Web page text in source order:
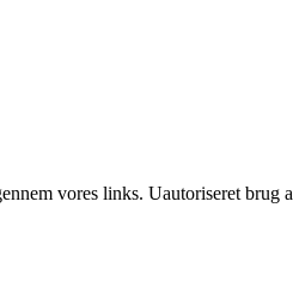
vores links. Uautoriseret brug